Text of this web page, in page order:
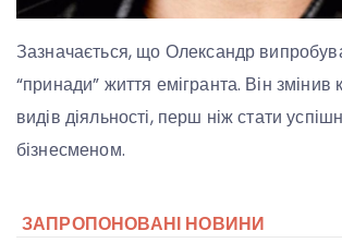
Зазначається, що Олександр
“принади” життя емігранта. Він змінив
видів діяльності, перш ніж стати
бізнесменом.